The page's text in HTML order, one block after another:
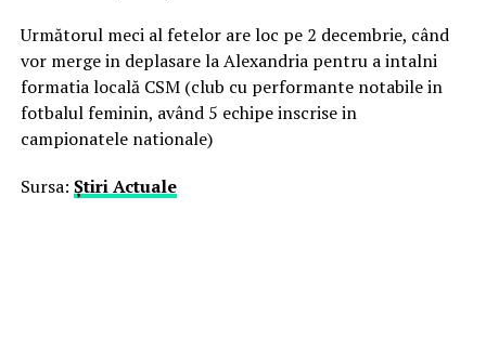
Următorul meci al fetelor are loc pe 2 decembrie, când
vor merge in deplasare la Alexandria pentru a intalni
formatia locală CSM (club cu performante notabile in
fotbalul feminin, având 5 echipe inscrise in
campionatele nationale)
Sursa: Ştiri Actuale